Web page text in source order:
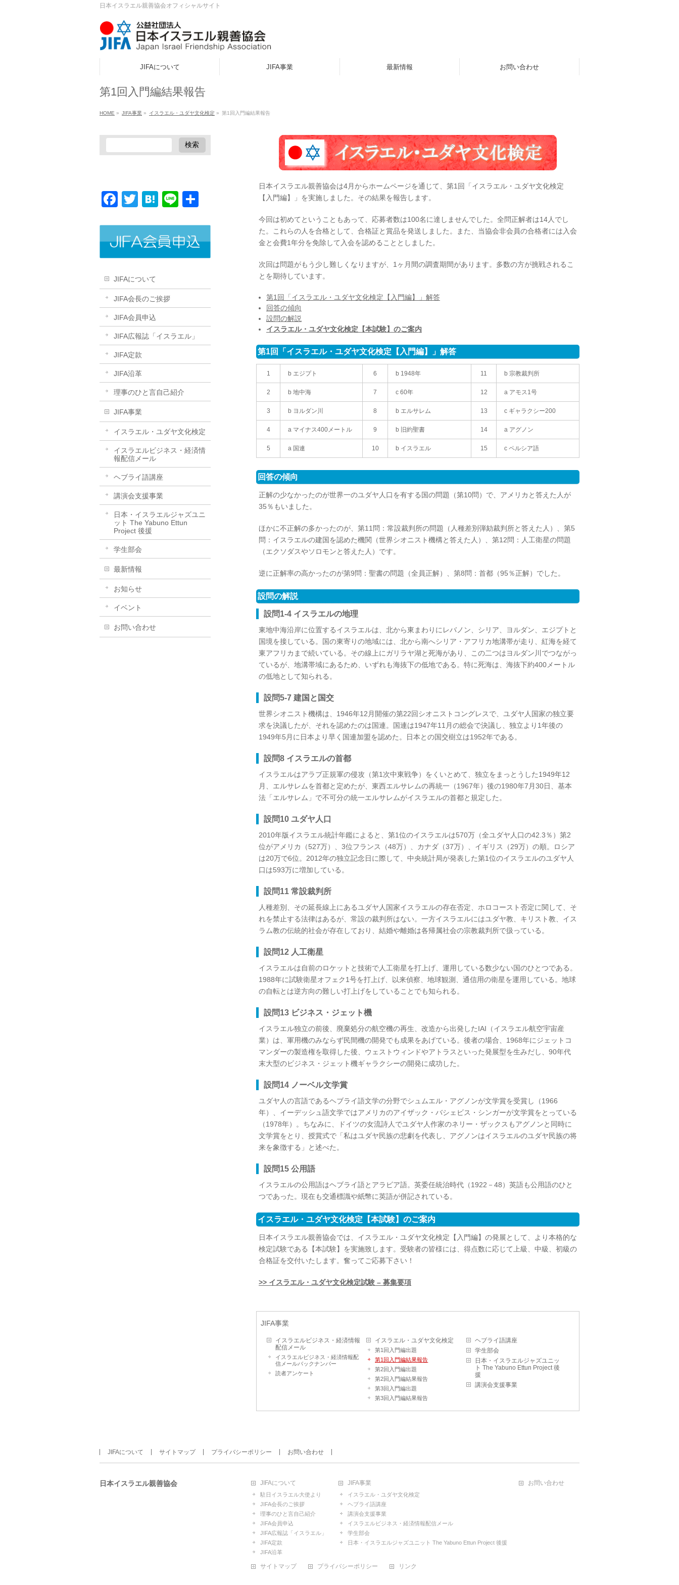
日本イスラエル親善協会オフィシャルサイト
JIFAについて JIFA事業 最新情報 お問い合わせ
第1回入門編結果報告
HOME » JIFA事業 » イスラエル・ユダヤ文化検定 » 第1回入門編結果報告
日本イスラエル親善協会は4月からホームページを通じて、第1回「イスラエル・ユダヤ文化検定
【入門編】」を実施しました。その結果を報告します。
今回は初めてということもあって、応募者数は100名に達しませんでした。全問正解者は14人でし
た。これらの人を合格として、合格証と賞品を発送しました。また、当協会非会員の合格者には入会
金と会費1年分を免除して入会を認めることとしました。
次回は問題がもう少し難しくなりますが、1ヶ月間の調査期間があります。多数の方が挑戦されるこ
とを期待しています。
第1回「イスラエル・ユダヤ文化検定【入門編】」解答
回答の傾向
設問の解説
イスラエル・ユダヤ文化検定【本試験】のご案内
第1回「イスラエル・ユダヤ文化検定【入門編】」解答
1 b エジプト 6 b 1948年 11 b 宗教裁判所
2 b 地中海 7 c 60年 12 a アモス1号
3 b ヨルダン川 8 b エルサレム 13 c ギャラクシー200
4 a マイナス400メートル 9 b 旧約聖書 14 a アグノン
5 a 国連 10 b イスラエル 15 c ペルシア語
回答の傾向
正解の少なかったのが世界一のユダヤ人口を有する国の問題（第10問）で、アメリカと答えた人が
35％もいました。
ほかに不正解の多かったのが、第11問：常設裁判所の問題（人種差別弾劾裁判所と答えた人）、第5
問：イスラエルの建国を認めた機関（世界シオニスト機構と答えた人）、第12問：人工衛星の問題
（エクソダスやソロモンと答えた人）です。
逆に正解率の高かったのが第9問：聖書の問題（全員正解）、第8問：首都（95％正解）でした。
設問の解説
設問1-4 イスラエルの地理
東地中海沿岸に位置するイスラエルは、北から東まわりにレバノン、シリア、ヨルダン、エジプトと
国境を接している。国の東寄りの地域には、北から南へシリア・アフリカ地溝帯が走り、紅海を経て
東アフリカまで続いている。その線上にガリラヤ湖と死海があり、この二つはヨルダン川でつながっ
ているが、地溝帯域にあるため、いずれも海抜下の低地である。特に死海は、海抜下約400メートル
の低地として知られる。
設問5-7 建国と国交
世界シオニスト機構は、1946年12月開催の第22回シオニストコングレスで、ユダヤ人国家の独立要
求を決議したが、それを認めたのは国連。国連は1947年11月の総会で決議し、独立より1年後の
1949年5月に日本より早く国連加盟を認めた。日本との国交樹立は1952年である。
設問8 イスラエルの首都
イスラエルはアラブ正規軍の侵攻（第1次中東戦争）をくいとめて、独立をまっとうした1949年12
月、エルサレムを首都と定めたが、東西エルサレムの再統一（1967年）後の1980年7月30日、基本
法「エルサレム」で不可分の統一エルサレムがイスラエルの首都と規定した。
設問10 ユダヤ人口
2010年版イスラエル統計年鑑によると、第1位のイスラエルは570万（全ユダヤ人口の42.3％）第2
位がアメリカ（527万）、3位フランス（48万）、カナダ（37万）、イギリス（29万）の順。ロシア
は20万で6位。2012年の独立記念日に際して、中央統計局が発表した第1位のイスラエルのユダヤ人
口は593万に増加している。
設問11 常設裁判所
人種差別、その延長線上にあるユダヤ人国家イスラエルの存在否定、ホロコースト否定に関して、そ
れを禁止する法律はあるが、常設の裁判所はない。一方イスラエルにはユダヤ教、キリスト教、イス
ラム教の伝統的社会が存在しており、結婚や離婚は各帰属社会の宗教裁判所で扱っている。
設問12 人工衛星
イスラエルは自前のロケットと技術で人工衛星を打上げ、運用している数少ない国のひとつである。
1988年に試験衛星オフェク1号を打上げ、以来偵察、地球観測、通信用の衛星を運用している。地球
の自転とは逆方向の難しい打上げをしていることでも知られる。
設問13 ビジネス・ジェット機
イスラエル独立の前後、廃棄処分の航空機の再生、改造から出発したIAI（イスラエル航空宇宙産
業）は、軍用機のみならず民間機の開発でも成果をあげている。後者の場合、1968年にジェットコ
マンダーの製造権を取得した後、ウェストウィンドやアトラスといった発展型を生みだし、90年代
末大型のビジネス・ジェット機ギャラクシーの開発に成功した。
設問14 ノーベル文学賞
ユダヤ人の言語であるヘブライ語文学の分野でシュムエル・アグノンが文学賞を受賞し（1966
年）、イーデッシュ語文学ではアメリカのアイザック・バシェビス・シンガーが文学賞をとっている
（1978年）。ちなみに、ドイツの女流詩人でユダヤ人作家のネリー・ザックスもアグノンと同時に
文学賞をとり、授賞式で「私はユダヤ民族の悲劇を代表し、アグノンはイスラエルのユダヤ民族の将
来を象徴する」と述べた。
設問15 公用語
イスラエルの公用語はヘブライ語とアラビア語。英委任統治時代（1922－48）英語も公用語のひと
つであった。現在も交通標識や紙幣に英語が併記されている。
イスラエル・ユダヤ文化検定【本試験】のご案内
日本イスラエル親善協会では、イスラエル・ユダヤ文化検定【入門編】の発展として、より本格的な
検定試験である【本試験】を実施致します。受験者の皆様には、得点数に応じて上級、中級、初級の
合格証を交付いたします。奮ってご応募下さい！
>> イスラエル・ユダヤ文化検定試験 – 募集要項
JIFA事業
イスラエルビジネス・経済情報
配信メール
イスラエルビジネス・経済情報配
信メールバックナンバー
読者アンケート
イスラエル・ユダヤ文化検定
第1回入門編出題
第1回入門編結果報告
第2回入門編出題
第2回入門編結果報告
第3回入門編出題
第3回入門編結果報告
ヘブライ語講座
学生部会
日本・イスラエルジャズユニッ
ト The Yabuno Ettun Project 後
援
講演会支援事業
Facebook
TwitterHatena
Line
JIFAについて
JIFA会長のご挨拶
JIFA会員申込
JIFA広報誌「イスラエル」
JIFA定款
JIFA沿革
理事のひと言自己紹介
JIFA事業
イスラエル・ユダヤ文化検定
イスラエルビジネス・経済情
報配信メール
ヘブライ語講座
講演会支援事業
日本・イスラエルジャズユニ
ット The Yabuno Ettun
Project 後援
学生部会
最新情報
お知らせ
イベント
お問い合わせ
JIFAについて サイトマップ プライバシーポリシー お問い合わせ
日本イスラエル親善協会 JIFAについて
駐日イスラエル大使より
JIFA会長のご挨拶
理事のひと言自己紹介
JIFA会員申込
JIFA広報誌「イスラエル」
JIFA定款
JIFA沿革
JIFA事業
イスラエル・ユダヤ文化検定
ヘブライ語講座
講演会支援事業
イスラエルビジネス・経済情報配信メール
学生部会
日本・イスラエルジャズユニット The Yabuno Ettun Project 後援
お問い合わせ
サイトマップ プライバシーポリシー リンク